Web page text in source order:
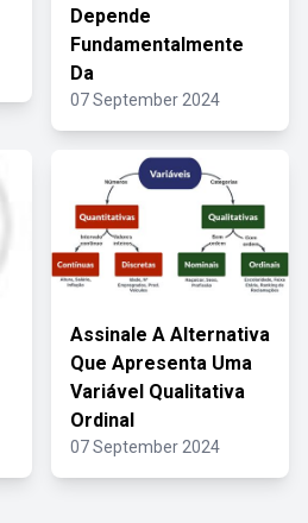
Depende
Fundamentalmente
Da
07 September 2024
Assinale A Alternativa
Que Apresenta Uma
Variável Qualitativa
Ordinal
07 September 2024